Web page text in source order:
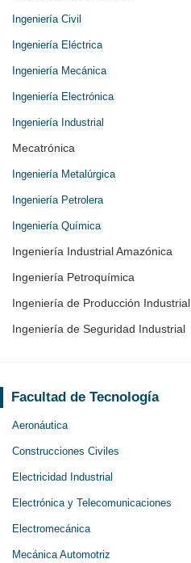
Ingeniería Civil
Ingeniería Eléctrica
Ingeniería Mecánica
Ingeniería Electrónica
Ingeniería Industrial
Mecatrónica
Ingeniería Metalúrgica
Ingeniería Petrolera
Ingeniería Química
Ingeniería Industrial Amazónica
Ingeniería Petroquímica
Ingeniería de Producción Industrial
Ingeniería de Seguridad Industrial
Facultad de Tecnología
Aeronáutica
Construcciones Civiles
Electricidad Industrial
Electrónica y Telecomunicaciones
Electromecánica
Mecánica Automotriz